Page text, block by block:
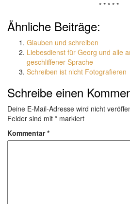
* * * * *
Ähnliche Beiträge:
Glauben und schreiben
Liebesdienst für Georg und alle
geschliffener Sprache
Schreiben ist nicht Fotografieren
Schreibe einen
Deine E-Mail-Adresse wird nicht
Felder sind mit * markiert
Kommentar*